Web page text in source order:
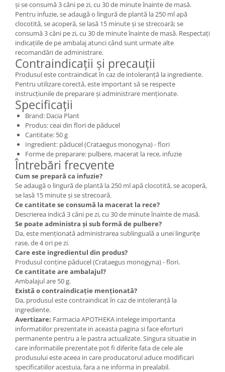
și se consumă 3 căni pe zi, cu 30 de minute înainte de masă.
Pentru infuzie, se adaugă o lingură de plantă la 250 ml apă
clocotită, se acoperă, se lasă 15 minute și se strecoară; se
consumă 3 căni pe zi, cu 30 de minute înainte de masă. Respectați
indicațiile de pe ambalaj atunci când sunt urmate alte
recomandări de administrare.
Contraindicații și precauții
Produsul este contraindicat în caz de intoleranță la ingrediente.
Pentru utilizare corectă, este important să se respecte
instrucțiunile de preparare și administrare menționate.
Specificații
Brand: Dacia Plant
Produs: ceai din flori de păducel
Cantitate: 50 g
Ingredient: păducel (Crataegus monogyna) - flori
Forme de preparare: pulbere, macerat la rece, infuzie
Întrebări frecvente
Cum se prepară ca infuzie?
Se adaugă o lingură de plantă la 250 ml apă clocotită, se acoperă,
se lasă 15 minute și se strecoară.
Ce cantitate se consumă la macerat la rece?
Descrierea indică 3 căni pe zi, cu 30 de minute înainte de masă.
Se poate administra și sub formă de pulbere?
Da, este menționată administrarea sublinguală a unei lingurițe
rase, de 4 ori pe zi.
Care este ingredientul din produs?
Produsul conține păducel (Crataegus monogyna) - flori.
Ce cantitate are ambalajul?
Ambalajul are 50 g.
Există o contraindicație menționată?
Da, produsul este contraindicat în caz de intoleranță la
ingrediente.
Avertizare: Farmacia APOTHEKA intelege importanta
informatiilor prezentate in aceasta pagina si face eforturi
permanente pentru a le pastra actualizate. Singura situatie in
care informatiile prezentate pot fi diferite fata de cele ale
produsului este aceea in care producatorul aduce modificari
specificatiilor acestuia, fara a ne informa in prealabil.